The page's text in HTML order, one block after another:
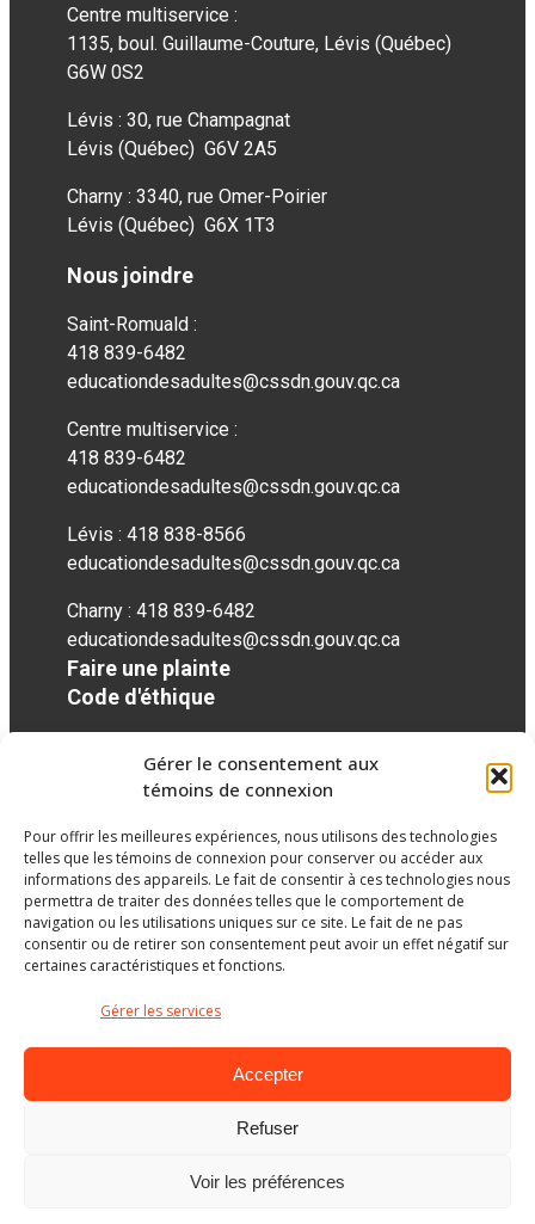
Gérer le consentement aux
témoins de connexion
Pour offrir les meilleures expériences, nous utilisons des technologies
telles que les témoins de connexion pour conserver ou accéder aux
informations des appareils. Le fait de consentir à ces technologies nous
permettra de traiter des données telles que le comportement de
navigation ou les utilisations uniques sur ce site. Le fait de ne pas
consentir ou de retirer son consentement peut avoir un effet négatif sur
certaines caractéristiques et fonctions.
Gérer les services
Accepter
Refuser
Voir les préférences
Centre multiservice :
1135, boul. Guillaume-Couture, Lévis (Québec)
G6W 0S2
Lévis : 30, rue Champagnat
Lévis (Québec) G6V 2A5
Charny : 3340, rue Omer-Poirier
Lévis (Québec) G6X 1T3
Nous joindre
Saint-Romuald :
418 839-6482
educationdesadultes@cssdn.gouv.qc.ca
Centre multiservice :
418 839-6482
educationdesadultes@cssdn.gouv.qc.ca
Lévis : 418 838-8566
educationdesadultes@cssdn.gouv.qc.ca
Charny : 418 839-6482
educationdesadultes@cssdn.gouv.qc.ca
Faire une plainte
Code d'éthique
Réseaux sociaux
facebook
twittergoogleplusgoogleplusgoogleplus
Ministère de l’Éducation